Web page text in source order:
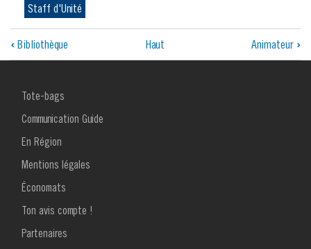
Staff d'Unité
Liens
transversaux
de
livre
pour
1.
Documents
administratifs
‹Bibliothèque Haut Animateur ›
MENU
FOOTER
Tote-bags
Communication Guide
En Région
Mentions légales
Économats
Ton avis compte !
MENU
FOOTER
Partenaires